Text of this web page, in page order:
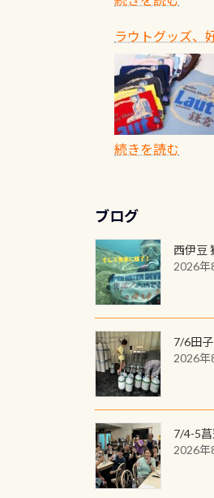
ラウトグッズ、
続きを読む
ブログ
西伊豆
2026年
7/6田
2026年
7/4-5
2026年